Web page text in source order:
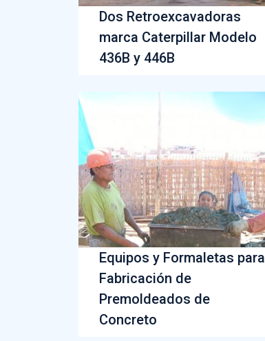
Dos Retroexcavadoras
marca Caterpillar Modelo
436B y 446B
Equipos y Formaletas para
Fabricación de
Premoldeados de
Concreto